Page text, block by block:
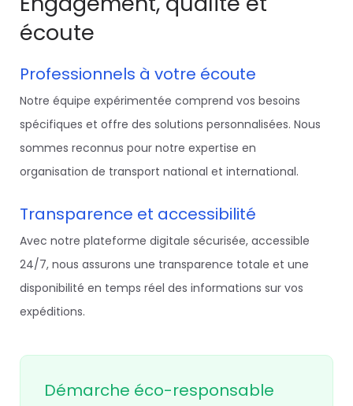
écoute
Professionnels à votre écoute
Notre équipe expérimentée comprend vos besoins
spécifiques et offre des solutions personnalisées. Nous
sommes reconnus pour notre expertise en
organisation de transport national et international.
Transparence et accessibilité
Avec notre plateforme digitale sécurisée, accessible
24/7, nous assurons une transparence totale et une
disponibilité en temps réel des informations sur vos
expéditions.
Démarche éco-responsable